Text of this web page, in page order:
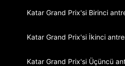
Katar Grand Prix'si Birinci
Katar Grand Prix'si İkinci
Katar Grand Prix'si Üçüncü